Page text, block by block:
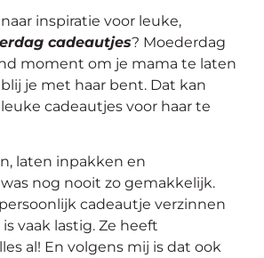
inspiratie voor leuke,
cadeautjes? Moederdag
moment om je mama te laten
je met haar bent. Dat kan
cadeautjes voor haar te
laten inpakken en
nog nooit zo gemakkelijk.
cadeautje verzinnen
vaak lastig. Ze heeft
al! En volgens mij is dat ook